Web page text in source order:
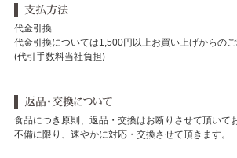
代金引換
代金引換については1,500円以上お買い上げからのご
(代引手数料当社負担)
食品につき原則、返品・交換はお断りさせて頂いて
不備に限り、速やかに対応・交換させて頂きます。